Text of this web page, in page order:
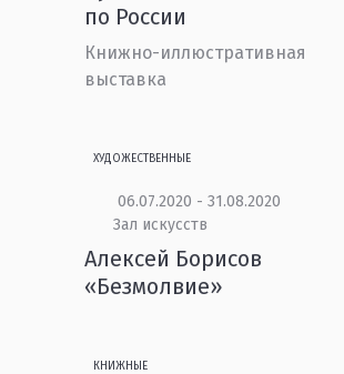
по России
Книжно-иллюстративная
выставка
ХУДОЖЕСТВЕННЫЕ
06.07.2020 - 31.08.2020
Зал искусств
Алексей Борисов
«Безмолвие»
КНИЖНЫЕ